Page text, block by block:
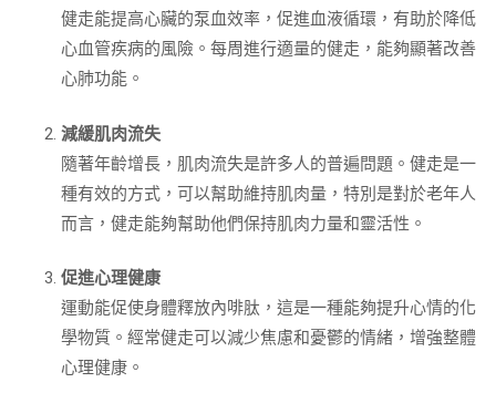
健走能提高心臟的泵血效率，促進血液循環，有助於降低
心血管疾病的風險。每周進行適量的健走，能夠顯著改善
心肺功能。
減緩肌肉流失
隨著年齡增長，肌肉流失是許多人的普遍問題。健走是一
種有效的方式，可以幫助維持肌肉量，特別是對於老年人
而言，健走能夠幫助他們保持肌肉力量和靈活性。
促進心理健康
運動能促使身體釋放內啡肽，這是一種能夠提升心情的化
學物質。經常健走可以減少焦慮和憂鬱的情緒，增強整體
心理健康。